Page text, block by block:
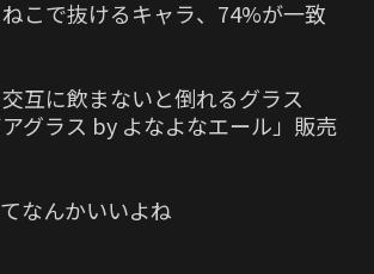
ねこで抜けるキャラ、74%が一致
互に飲まないと倒れるグラス
アグラス by よなよなエール」販売
なんかいいよね